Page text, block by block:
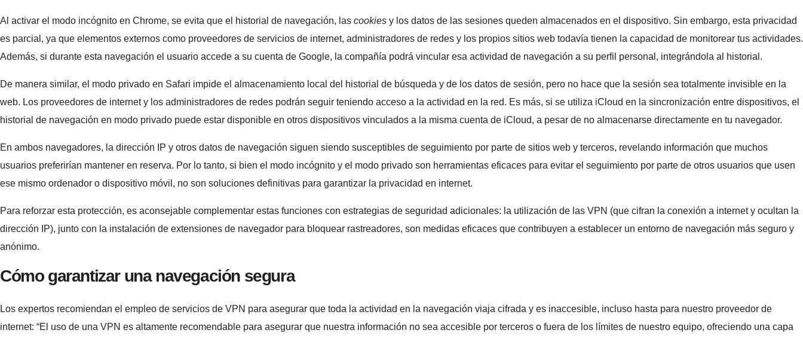
Al activar el modo incógnito en Chrome, se evita que el historial de navegación, las cookies y los datos de las sesiones queden almacenados en el dispositivo. Sin embargo, esta privacidad
es parcial, ya que elementos externos como proveedores de servicios de internet, administradores de redes y los propios sitios web todavía tienen la capacidad de monitorear tus actividades.
Además, si durante esta navegación el usuario accede a su cuenta de Google, la compañía podrá vincular esa actividad de navegación a su perfil personal, integrándola al historial.
De manera similar, el modo privado en Safari impide el almacenamiento local del historial de búsqueda y de los datos de sesión, pero no hace que la sesión sea totalmente invisible en la
web. Los proveedores de internet y los administradores de redes podrán seguir teniendo acceso a la actividad en la red. Es más, si se utiliza iCloud en la sincronización entre dispositivos, el
historial de navegación en modo privado puede estar disponible en otros dispositivos vinculados a la misma cuenta de iCloud, a pesar de no almacenarse directamente en tu navegador.
En ambos navegadores, la dirección IP y otros datos de navegación siguen siendo susceptibles de seguimiento por parte de sitios web y terceros, revelando información que muchos
usuarios preferirían mantener en reserva. Por lo tanto, si bien el modo incógnito y el modo privado son herramientas eficaces para evitar el seguimiento por parte de otros usuarios que usen
ese mismo ordenador o dispositivo móvil, no son soluciones definitivas para garantizar la privacidad en internet.
Para reforzar esta protección, es aconsejable complementar estas funciones con estrategias de seguridad adicionales: la utilización de las VPN (que cifran la conexión a internet y ocultan la
dirección IP), junto con la instalación de extensiones de navegador para bloquear rastreadores, son medidas eficaces que contribuyen a establecer un entorno de navegación más seguro y
anónimo.
Cómo garantizar una navegación segura
Los expertos recomiendan el empleo de servicios de VPN para asegurar que toda la actividad en la navegación viaja cifrada y es inaccesible, incluso hasta para nuestro proveedor de
internet: “El uso de una VPN es altamente recomendable para asegurar que nuestra información no sea accesible por terceros o fuera de los límites de nuestro equipo, ofreciendo una capa